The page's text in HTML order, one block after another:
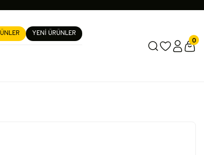
YENİ ÜRÜNLER
0